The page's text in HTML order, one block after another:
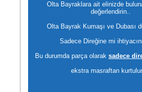
Olta Bayraklara ait elinizde
değerlendirin..
Olta Bayrak Kumaşı ve Dubası
Sadece Direğine mi
Bu durumda parça olarak sadece
ekstra masraftan